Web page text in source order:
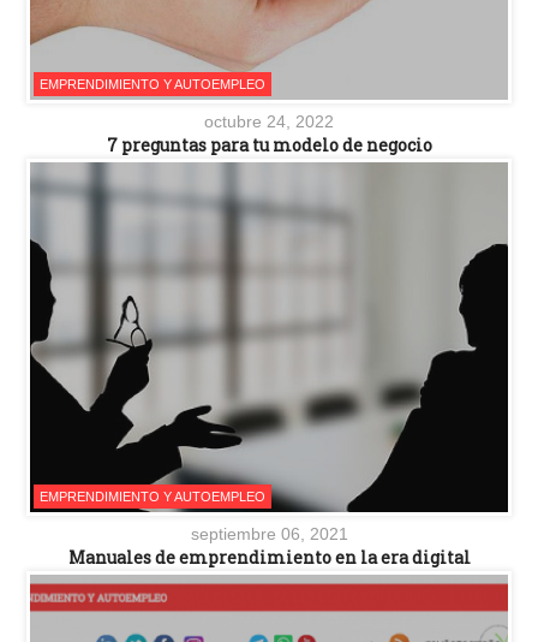
EMPRENDIMIENTO Y AUTOEMPLEO
octubre 24, 2022
7 preguntas para tu modelo de negocio
EMPRENDIMIENTO Y AUTOEMPLEO
septiembre 06, 2021
Manuales de emprendimiento en la era digital